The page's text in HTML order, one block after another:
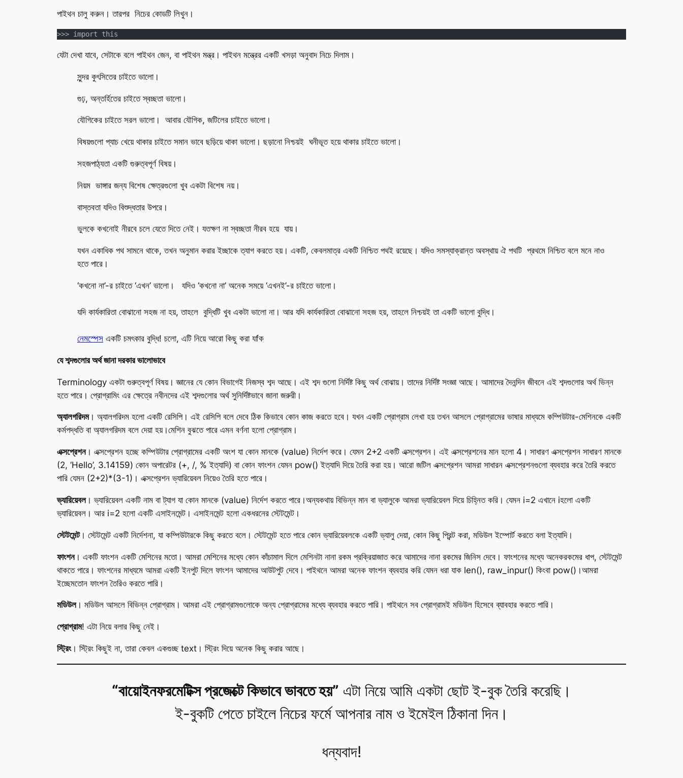
পাইথন চালু করুন। তারপর নিচের কোডটি লিখুন।
>>> import this
যেটা দেখা যাবে, সেটাকে বলে পাইথন জেন, বা পাইথন মন্ত্র। পাইথন মন্ত্রের একটি খসড়া অনুবাদ নিচে দিলাম।
সুন্দর কুৎসিতের চাইতে ভালো।
গুঢ়, অন্তর্হিতের চাইতে স্বচ্ছতা ভালো।
যৌগিকের চাইতে সরল ভালো। আবার যৌগিক, জটিলের চাইতে ভালো।
বিষয়গুলো প্যাচ খেয়ে থাকার চাইতে সমান ভাবে ছড়িয়ে থাকা ভালো। ছড়ানো নিশ্চয়ই ঘনীভূত হয়ে থাকার চাইতে ভালো।
সহজপাঠ্যতা একটি গুরুত্বপূর্ণ বিষয়।
নিয়ম ভাঙ্গার জন্য বিশেষ ক্ষেত্রগুলো খুব একটা বিশেষ নয়।
বাস্তবতা যদিও বিশুদ্ধতার উপরে।
ভুলকে কখনোই নীরবে চলে যেতে দিতে নেই। যতক্ষণ না স্বচ্ছতা নীরব হয়ে যায়।
যখন একাধিক পথ সামনে থাকে, তখন অনুমান করার ইচ্ছাকে ত্যাগ করতে হয়। একটি, কেবলমাত্র একটি নিশ্চিত পথই রয়েছে। যদিও সমস্যাক্রান্ত অবস্থায় ঐ পথটি প্রথমে নিশ্চিত বলে মনে নাও
হতে পারে।
‘কখনো না’-র চাইতে ‘এখন’ ভালো। যদিও ‘কখনো না’ অনেক সময়ে ‘এখনই’-র চাইতে ভালো।
যদি কার্যকারিতা বোঝানো সহজ না হয়, তাহলে বুদ্ধিটি খুব একটা ভালো না। আর যদি কার্যকারিতা বোঝানো সহজ হয়, তাহলে নিশ্চয়ই তা একটি ভালো বুদ্ধি।
নেমস্পেস একটি চমৎকার বুদ্ধি! চলো, এটি নিয়ে আরো কিছু করা যfক
যে শব্দগুলোর অর্থ জানা দরকার ভালোভাবে
Terminology একটা গুরুত্বপূর্ণ বিষয়। জ্ঞানের যে কোন বিভাগেই নিজস্ব শব্দ আছে। এই শব্দ গুলো নির্দিষ্ট কিছু অর্থ বোঝায়। তাদের নির্দিষ্ট সংজ্ঞা আছে। আমাদের দৈনন্দিন জীবনে এই শব্দগুলোর অর্থ ভিন্ন
হতে পারে। প্রোগ্রামিং এর ক্ষেত্রে নবীনদের এই শব্দগুলোর অর্থ সুনির্দিষ্টভাবে জানা জরুরী।
অ্যালগরিদম। অ্যালগরিদম হলো একটি রেসিপি। এই রেসিপি বলে দেবে ঠিক কিভাবে কোন কাজ করতে হবে। যখন একটি প্রোগ্রাম লেখা হয় তখন আসলে প্রোগ্রামের ভাষার মাধ্যমে কম্পিউটার-মেশিনকে একটি
কর্মপদ্ধতি বা অ্যালগরিদম বলে দেয়া হয়।মেশিন বুঝতে পারে এমন বর্ণনা হলো প্রোগ্রাম।
এক্সপ্রেশন। এক্সপ্রেশন হচ্ছে কম্পিউটার প্রোগ্রামের একটি অংশ যা কোন মানকে (value) নির্দেশ করে। যেমন 2+2 একটি এক্সপ্রেশন। এই এক্সপ্রেশনের মান হলো 4। সাধারণ এক্সপ্রেশন সাধারণ মানকে
(2, ‘Hello’, 3.14159) কোন অপারেটর (+, /, % ইত্যাদি) বা কোন ফাংশন যেমন pow() ইত্যাদি দিয়ে তৈরি করা হয়। আরো জটিল এক্সপ্রেশন আমরা সাধারন এক্সপ্রেশনগুলো ব্যবহার করে তৈরি করতে
পারি যেমন (2+2)*(3-1)। এক্সপ্রেশন ভ্যারিয়েবল নিয়েও তৈরি হতে পারে।
ভ্যারিয়েবল। ভ্যারিয়েবল একটি নাম বা ট্যাগ যা কোন মানকে (value) নির্দেশ করতে পারে।অন্যকথায় বিভিন্ন মান বা ভ্যালুকে আমরা ভ্যারিয়েবল দিয়ে চিহ্নিত করি। যেমন i=2 এখানে iহলো একটি
ভ্যারিয়েবল। আর i=2 হলো একটি এসাইনমেন্ট। এসাইনমেন্ট হলো একধরনের স্টেটমেন্ট।
স্টেটমেন্ট। স্টেটমেন্ট একটি নির্দেশনা, যা কম্পিউটারকে কিছু করতে বলে। স্টেটমেন্ট হতে পারে কোন ভ্যারিয়েবলকে একটি ভ্যালু দেয়া, কোন কিছু প্রিন্ট করা, মডিউল ইম্পোর্ট করতে বলা ইত্যাদি।
ফাংশন। একটি ফাংশন একটি মেশিনের মতো। আমরা মেশিনের মধ্যে কোন কাঁচামাল দিলে মেশিনটা নানা রকম প্রক্রিয়াজাত করে আমাদের নানা রকমের জিনিস দেবে। ফাংশনের মধ্যে অনেকরকমের ধাপ, স্টেটমেন্ট
থাকতে পারে। ফাংশনের মাধ্যমে আমরা একটি ইনপুট দিলে ফাংশন আমাদের আউটপুট দেবে। পাইথনে আমরা অনেক ফাংশন ব্যবহার করি যেমন ধরা যাক len(), raw_inpur() কিংবা pow()।আমরা
ইচ্ছেমতোন ফাংশন তৈরিও করতে পারি।
মডিউল। মডিউল আসলে বিভিন্ন প্রোগ্রাম। আমরা এই প্রোগ্রামগুলোকে অন্য প্রোগ্রামের মধ্যে ব্যবহার করতে পারি। পাইথনে সব প্রোগ্রামই মডিউল হিসেবে ব্যাবহার করতে পারি।
প্রোগ্রাম! এটা নিয়ে বলার কিছু নেই।
স্ট্রিং। স্ট্রিং কিছুই না, তারা কেবল একগুচ্ছ text। স্ট্রিং দিয়ে অনেক কিছু করার আছে।
“বায়োইনফরমেটিক্স প্রজেক্টে কিভাবে ভাবতে হয়” এটা নিয়ে আমি একটা ছোট ই-বুক তৈরি করেছি।
ই-বুকটি পেতে চাইলে নিচের ফর্মে আপনার নাম ও ইমেইল ঠিকানা দিন।
ধন্যবাদ!